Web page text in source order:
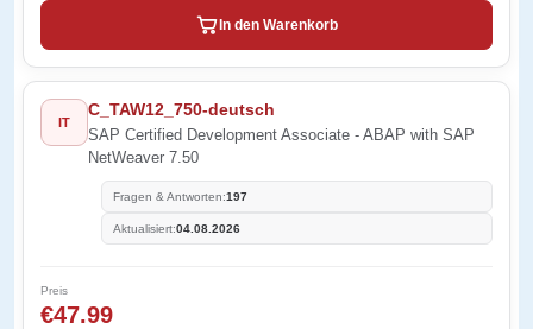
In den Warenkorb
IT
C_TAW12_750-deutsch
SAP Certified Development Associate - ABAP with SAP
NetWeaver 7.50
Fragen & Antworten:197
Aktualisiert:04.08.2026
Preis
€47.99